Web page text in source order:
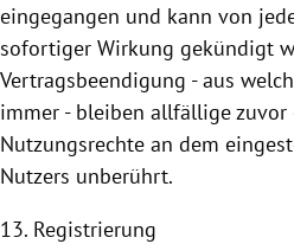
eingegangen und kann von
sofortiger Wirkung gekündigt
Vertragsbeendigung - aus
immer - bleiben allfällige zuvor
Nutzungsrechte an dem
Nutzers unberührt.
13. Registrierung